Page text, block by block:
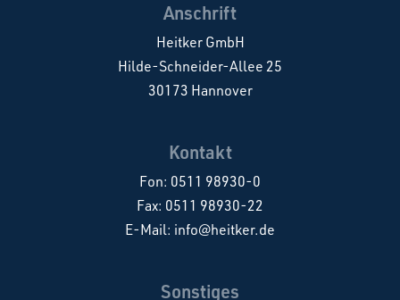
Anschrift
Heitker GmbH
Hilde-Schneider-Allee 25
30173 Hannover
Kontakt
Fon: 0511 98930-0
Fax: 0511 98930-22
E-Mail: info@heitker.de
Sonstiges